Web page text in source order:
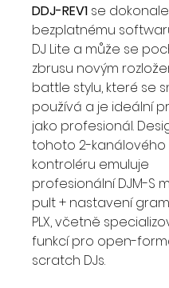
DDJ-REV1 se
bezplatnému
DJ Lite a může se
zbrusu novým
battle stylu, které se
používá a je ideální
jako profesionál.
tohoto 2-kanálového
kontroléru emuluje
profesionální DJM-S
pult + nastavení
PLX, včetně
funkcí pro open-
scratch DJs.